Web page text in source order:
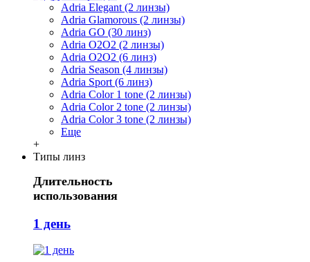
Adria Elegant (2 линзы)
Adria Glamorous (2 линзы)
Adria GO (30 линз)
Adria O2O2 (2 линзы)
Adria O2O2 (6 линз)
Adria Season (4 линзы)
Adria Sport (6 линз)
Adria Сolor 1 tone (2 линзы)
Adria Сolor 2 tone (2 линзы)
Adria Сolor 3 tone (2 линзы)
Еще
+
Типы линз
Длительность
использования
1 день